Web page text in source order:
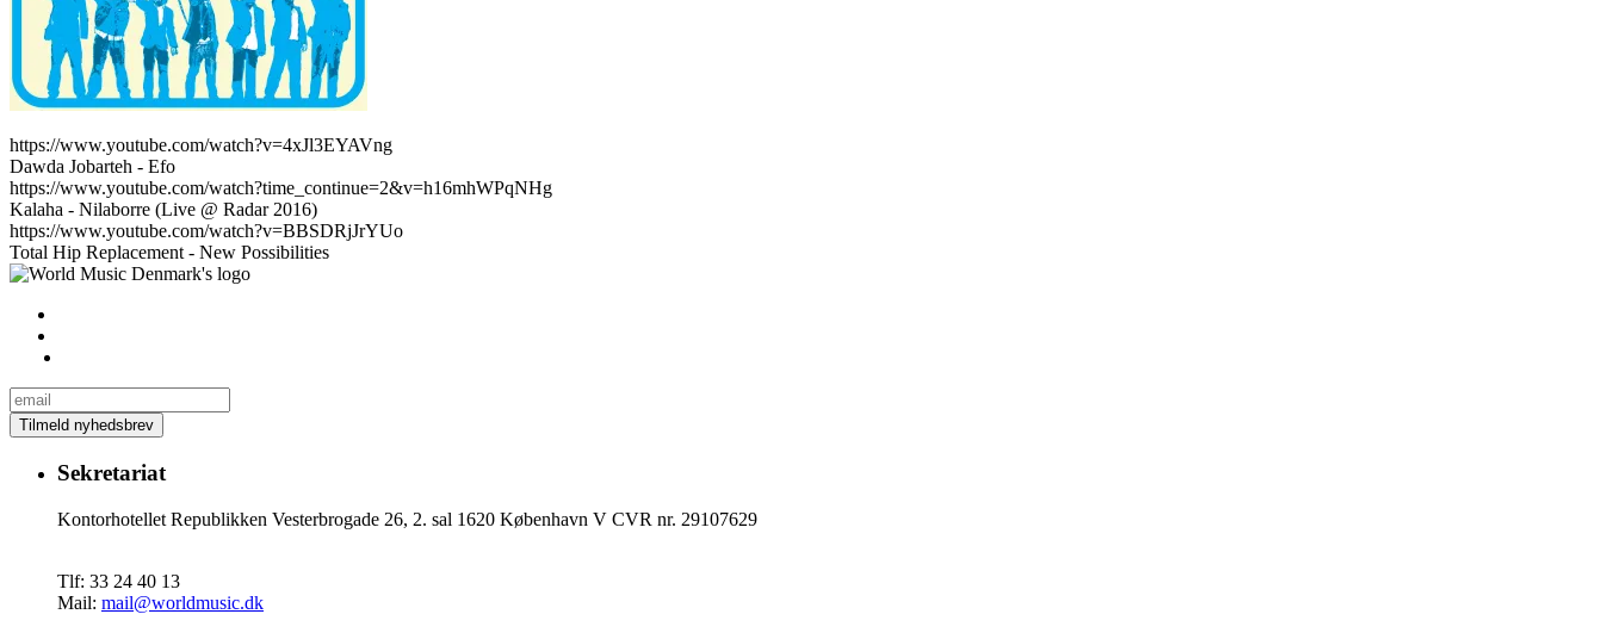
https://www.youtube.com/watch?v=4xJl3EYAVng
Dawda Jobarteh - Efo
https://www.youtube.com/watch?time_continue=2&v=h16mhWPqNHg
Kalaha - Nilaborre (Live @ Radar 2016)
https://www.youtube.com/watch?v=BBSDRjJrYUo
Total Hip Replacement - New Possibilities
Sekretariat
Kontorhotellet Republikken Vesterbrogade 26, 2. sal 1620 København V CVR nr. 29107629
Tlf: 33 24 40 13
Mail: mail@worldmusic.dk